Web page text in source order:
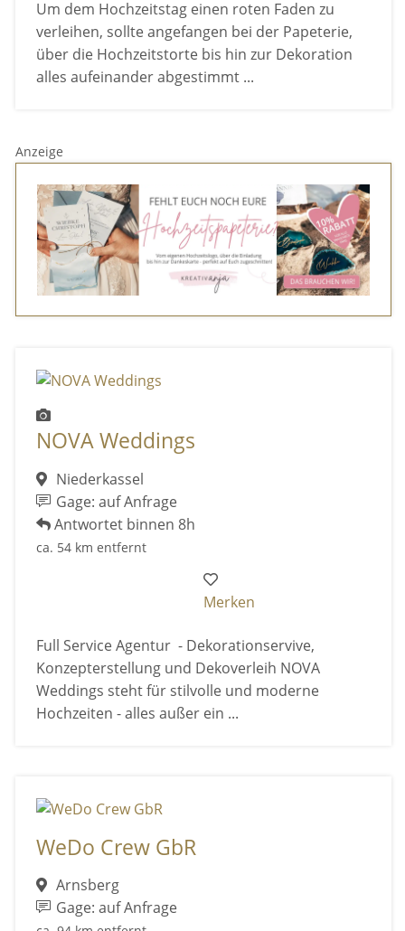
Um dem Hochzeitstag einen roten Faden zu
verleihen, sollte angefangen bei der Papeterie,
über die Hochzeitstorte bis hin zur Dekoration
alles aufeinander abgestimmt ...
Anzeige
NOVA Weddings
Niederkassel
Gage: auf Anfrage
Antwortet binnen 8h
ca. 54 km entfernt
Merken
Full Service Agentur - Dekorationservive,
Konzepterstellung und Dekoverleih NOVA
Weddings steht für stilvolle und moderne
Hochzeiten - alles außer ein ...
WeDo Crew GbR
Arnsberg
Gage: auf Anfrage